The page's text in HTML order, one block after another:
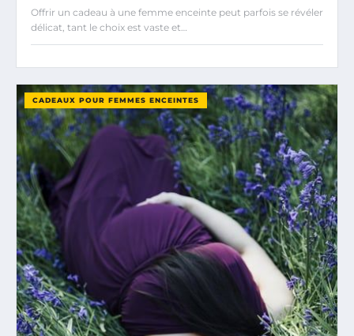
Offrir un cadeau à une femme enceinte peut parfois se révéler
délicat, tant le choix est vaste et…
CADEAUX POUR FEMMES ENCEINTES